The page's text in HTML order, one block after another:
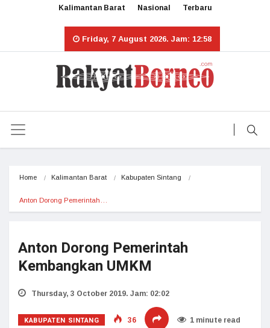
Kalimantan Barat Nasional Terbaru
Friday, 7 August 2026. Jam: 12:58
Home Kalimantan Barat Kabupaten Sintang
Anton Dorong Pemerintah…
Anton Dorong Pemerintah
Kembangkan UMKM
Thursday, 3 October 2019. Jam: 02:02
KABUPATEN SINTANG 36 1 minute read